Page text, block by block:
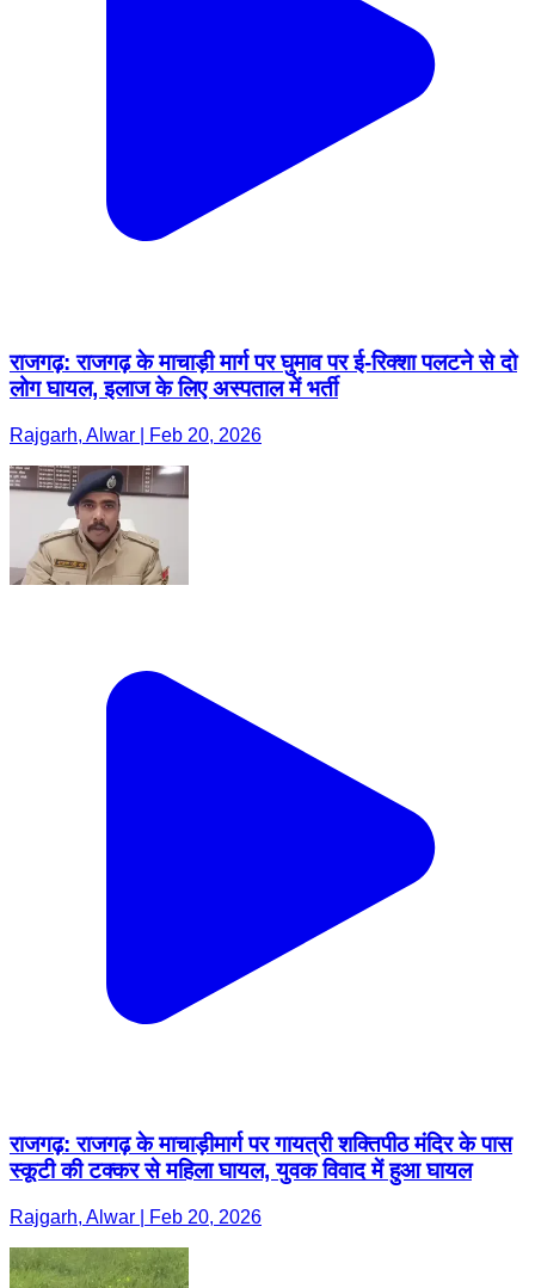
राजगढ़: राजगढ़ के माचाड़ी मार्ग पर घुमाव पर ई-रिक्शा पलटने से दो
लोग घायल, इलाज के लिए अस्पताल में भर्ती
Rajgarh, Alwar | Feb 20, 2026
राजगढ़: राजगढ़ के माचाड़ीमार्ग पर गायत्री शक्तिपीठ मंदिर के पास
स्कूटी की टक्कर से महिला घायल, युवक विवाद में हुआ घायल
Rajgarh, Alwar | Feb 20, 2026